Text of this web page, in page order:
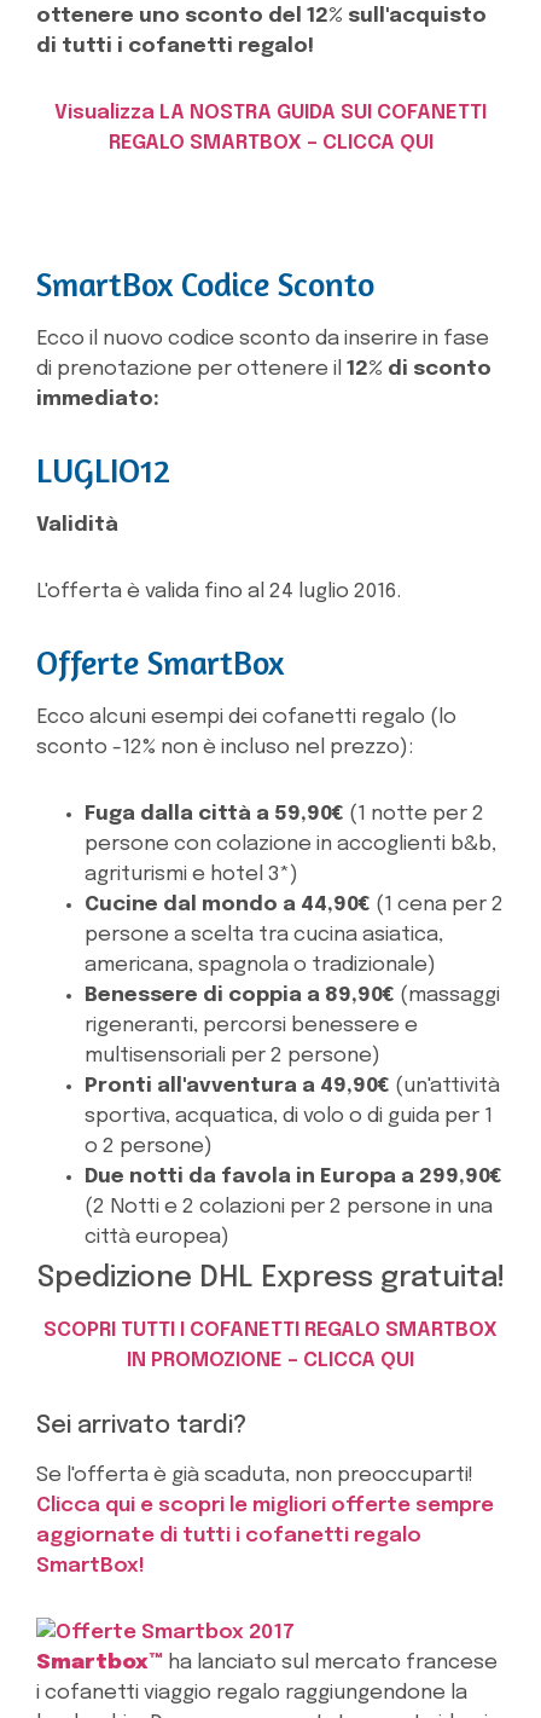
ottenere uno sconto del 12% sull'acquisto
di tutti i cofanetti regalo!
Visualizza LA NOSTRA GUIDA SUI COFANETTI
REGALO SMARTBOX – CLICCA QUI
SmartBox Codice Sconto
Ecco il nuovo codice sconto da inserire in fase
di prenotazione per ottenere il 12% di sconto
immediato:
LUGLIO12
Validità
L'offerta è valida fino al 24 luglio 2016.
Offerte SmartBox
Ecco alcuni esempi dei cofanetti regalo (lo
sconto -12% non è incluso nel prezzo):
Fuga dalla città a 59,90€ (1 notte per 2
persone con colazione in accoglienti b&b,
agriturismi e hotel 3*)
Cucine dal mondo a 44,90€ (1 cena per 2
persone a scelta tra cucina asiatica,
americana, spagnola o tradizionale)
Benessere di coppia a 89,90€ (massaggi
rigeneranti, percorsi benessere e
multisensoriali per 2 persone)
Pronti all'avventura a 49,90€ (un'attività
sportiva, acquatica, di volo o di guida per 1
o 2 persone)
Due notti da favola in Europa a 299,90€
(2 Notti e 2 colazioni per 2 persone in una
città europea)
Spedizione DHL Express gratuita!
SCOPRI TUTTI I COFANETTI REGALO SMARTBOX
IN PROMOZIONE – CLICCA QUI
Sei arrivato tardi?
Se l'offerta è già scaduta, non preoccuparti!
Clicca qui e scopri le migliori offerte sempre
aggiornate di tutti i cofanetti regalo
SmartBox!
Smartbox™ ha lanciato sul mercato francese
i cofanetti viaggio regalo raggiungendone la